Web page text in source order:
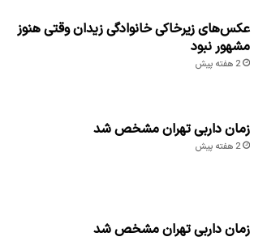
عکس‌های زیرخاکی خانوادگی زیدان وقتی هنوز
مشهور نبود
2 هفته پیش
زمان داربی تهران مشخص شد
2 هفته پیش
زمان داربی تهران مشخص شد